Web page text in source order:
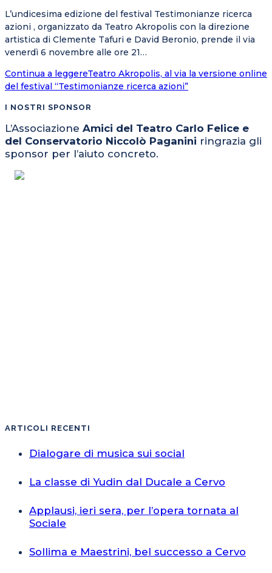
L’undicesima edizione del festival Testimonianze ricerca
azioni , organizzato da Teatro Akropolis con la direzione
artistica di Clemente Tafuri e David Beronio, prende il via
venerdì 6 novembre alle ore 21…
Continua a leggereTeatro Akropolis, al via la versione online
del festival “Testimonianze ricerca azioni”
I NOSTRI SPONSOR
L’Associazione Amici del Teatro Carlo Felice e
del Conservatorio Niccolò Paganini ringrazia gli
sponsor per l’aiuto concreto.
ARTICOLI RECENTI
Dialogare di musica sui social
La classe di Yudin dal Ducale a Cervo
Applausi, ieri sera, per l’opera tornata al
Sociale
Sollima e Maestrini, bel successo a Cervo